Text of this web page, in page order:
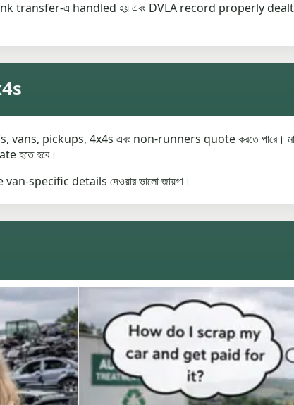
transfer-এ handled হয় এবং DVLA record properly
pickups, 4x4s এবং non-runners quote করতে পারে। মাসের
হতে হবে।
specific details দেওয়ার ভালো জায়গা।